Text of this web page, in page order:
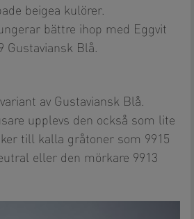
beigea kulörer.
bättre ihop med Eggvit
Gustaviansk Blå.
av Gustaviansk Blå.
upplevs den också som lite
till kalla gråtoner som 9915
eller den mörkare 9913